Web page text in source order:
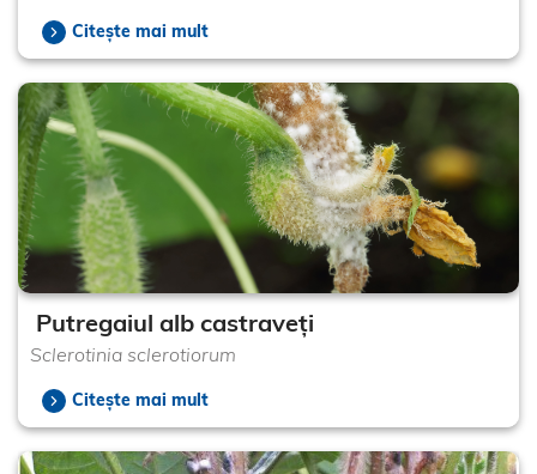
Citește mai mult
Putregaiul alb castraveți
Sclerotinia sclerotiorum
Citește mai mult